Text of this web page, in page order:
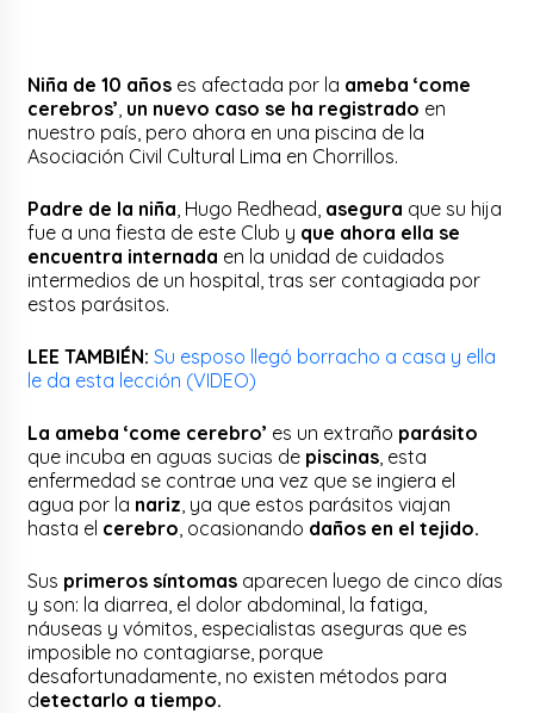
Niña de 10 años es afectada por la ameba ‘come
cerebros’ un nuevo caso se ha registrado en
nuestro país, pero ahora en una piscina de la
Asociación Civil Cultural Lima en Chorrillos.
Padre de la niña , Hugo Redhead, asegura que su hija
fue a una fiesta de este Club y que ahora ella se
encuentra internada en la unidad de cuidados
intermedios de un hospital, tras ser contagiada por
estos parásitos.
LEE TAMBIÉN:Su esposo llegó borracho a casa y ella
le da esta lección (VIDEO)
La ameba ‘come cerebro’ es un extraño parásito
que incuba en aguas sucias de piscinas , esta
enfermedad se contrae una vez que se ingiera el
agua por la nariz , ya que estos parásitos viajan
hasta el cerebro , ocasionando daños en el tejido.
Sus primeros síntomas aparecen luego de cinco días
y son: la diarrea, el dolor abdominal, la fatiga,
náuseas y vómitos, especialistas aseguras que es
imposible no contagiarse, porque
desafortunadamente, no existen métodos para
detectarlo a tiempo.